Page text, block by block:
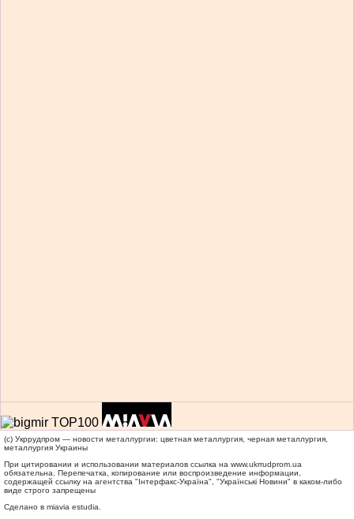
(c) Укррудпром — новости металлургии: цветная металлургия, черная металлургия,
металлургия Украины
При цитировании и использовании материалов ссылка на www.ukrrudprom.ua
обязательна. Перепечатка, копирование или воспроизведение информации,
содержащей ссылку на агентства "Iнтерфакс-Україна", "Українськi Новини" в каком-либо
виде строго запрещены
Сделано в miavia estudia.